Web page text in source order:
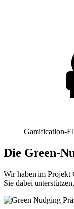
Gamification-
Die Green-
Wir haben im Projekt
Sie dabei